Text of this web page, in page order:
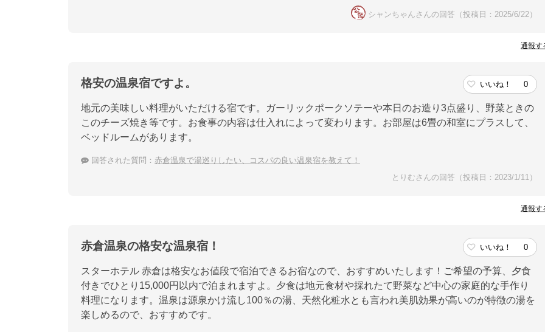
シャンちゃんさんの回答（投稿日：2025/6/22）
通報す
格安の温泉宿ですよ。 いいね！ 0
地元の美味しい料理がいただける宿です。ガーリックポークソテーや本日のお造り3点盛り、野菜ときの
このチーズ焼き等です。お食事の内容は仕入れによって変わります。お部屋は6畳の和室にプラスして、
ベッドルームがあります。
回答された質問： 赤倉温泉で湯巡りしたい、コスパの良い温泉宿を教えて！
とりむさんの回答（投稿日：2023/1/11）
通報す
赤倉温泉の格安な温泉宿！ いいね！ 0
スターホテル 赤倉は格安なお値段で宿泊できるお宿なので、おすすめいたします！ご希望の予算、夕食
付きでひとり15,000円以内で泊まれますよ。夕食は地元食材や採れたて野菜など中心の家庭的な手作り
料理になります。温泉は源泉かけ流し100％の湯、天然化粧水とも言われ美肌効果が高いのが特徴の湯を
楽しめるので、おすすめです。